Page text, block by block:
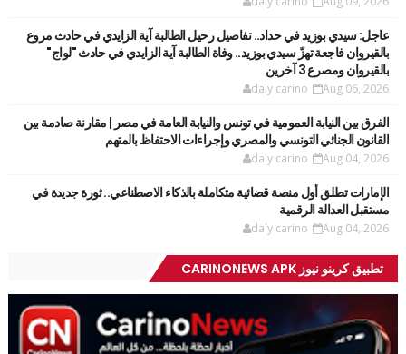
عاجل: سيدي بوزيد في حداد.. تفاصيل رحيل الطالبة آية الزايدي في حادث مروع
بالقيروان فاجعة تهزّ سيدي بوزيد.. وفاة الطالبة آية الزايدي في حادث "لواج"
بالقيروان ومصرع 3 آخرين
daly carino Aug 06, 2026
الفرق بين النيابة العمومية في تونس والنيابة العامة في مصر | مقارنة صادمة بين
القانون الجنائي التونسي والمصري وإجراءات الاحتفاظ بالمتهم
daly carino Aug 04, 2026
الإمارات تطلق أول منصة قضائية متكاملة بالذكاء الاصطناعي.. ثورة جديدة في
مستقبل العدالة الرقمية
daly carino Aug 04, 2026
تطبيق كرينو نيوز CARINONEWS APK